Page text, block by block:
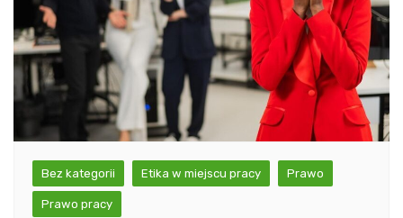
Bez kategorii Etika w miejscu pracy Prawo
Prawo pracy